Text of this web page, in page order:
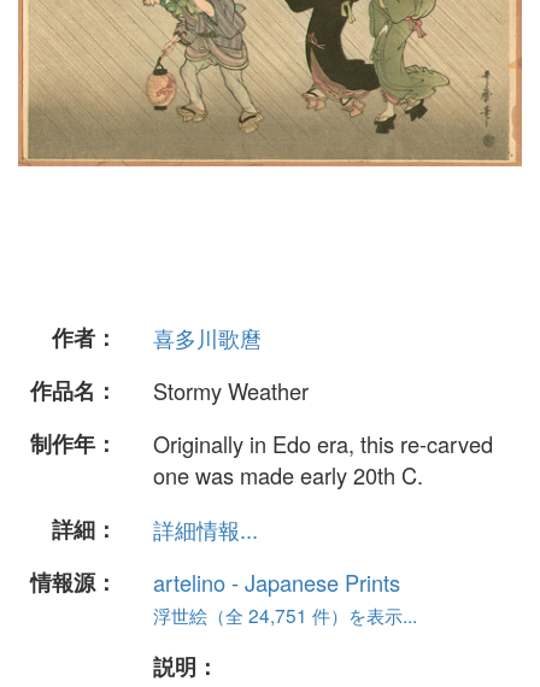
作者：
喜多川歌麿
作品名：
Stormy Weather
制作年：
Originally in Edo era, this re-carved
one was made early 20th C.
詳細：
詳細情報...
情報源：
artelino - Japanese Prints
浮世絵（全 24,751 件）を表示...
説明：